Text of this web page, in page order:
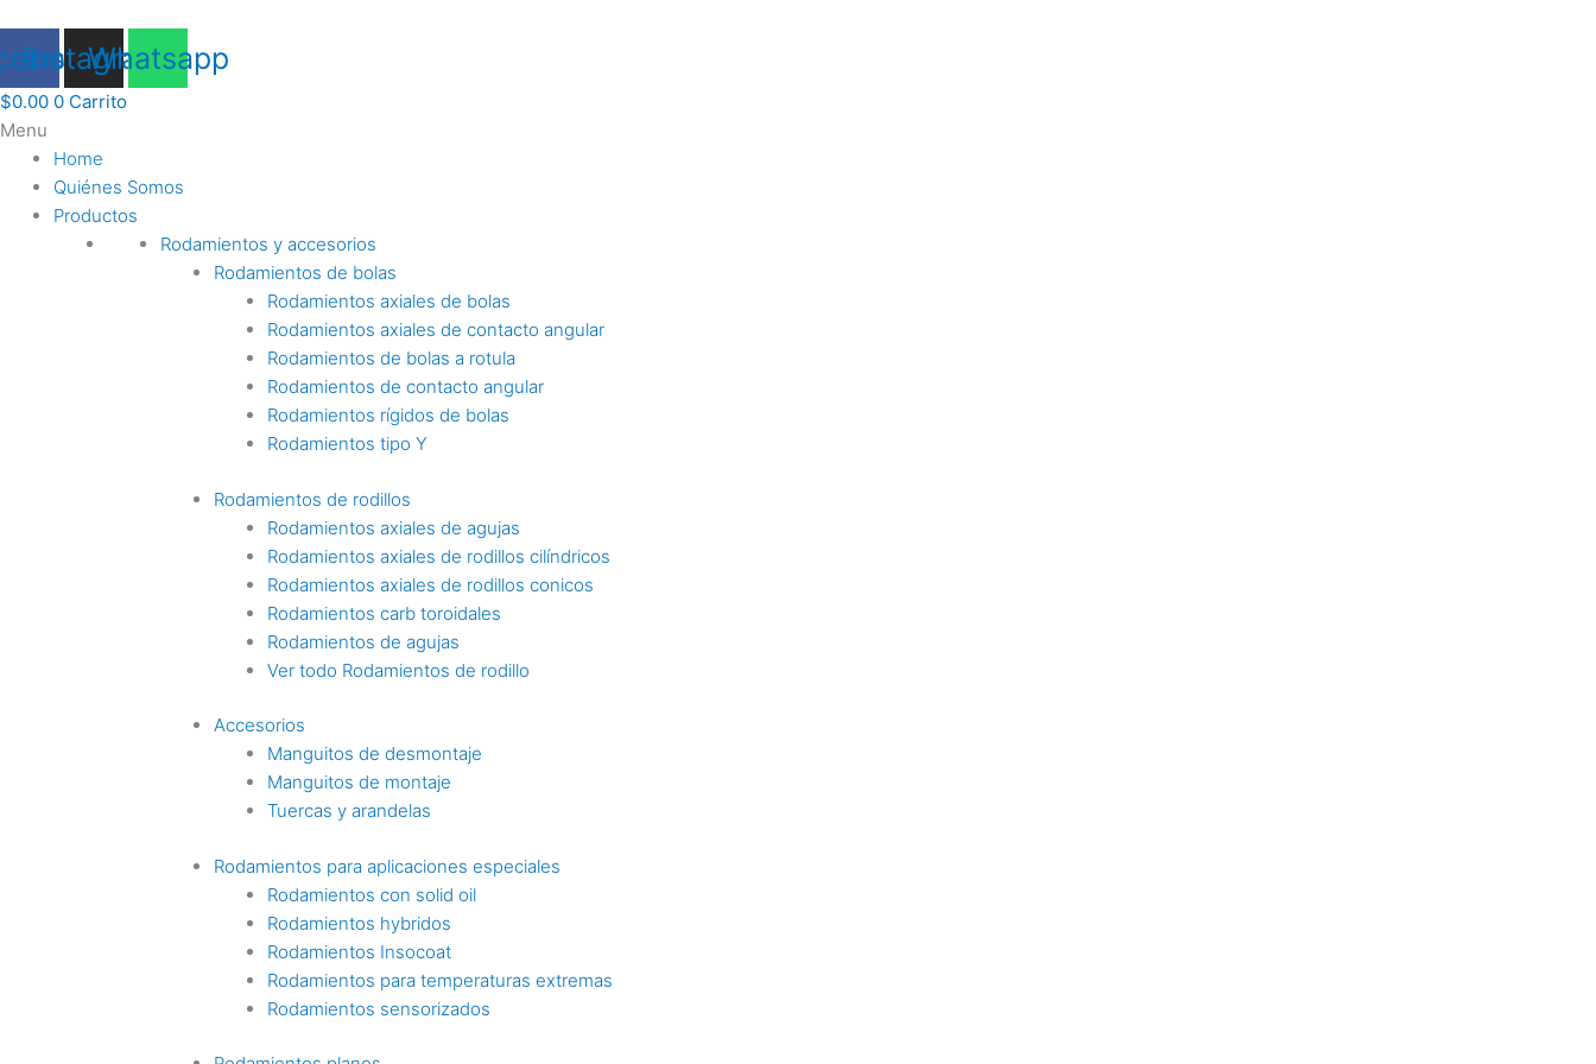
contenido
Instagram
Whatsapp
$0.00 0 Carrito
Menu
Home
Quiénes Somos
Productos
Rodamientos y accesorios
Rodamientos de bolas
Rodamientos axiales de bolas
Rodamientos axiales de contacto angular
Rodamientos de bolas a rotula
Rodamientos de contacto angular
Rodamientos rígidos de bolas
Rodamientos tipo Y
Rodamientos de rodillos
Rodamientos axiales de agujas
Rodamientos axiales de rodillos cilíndricos
Rodamientos axiales de rodillos conicos
Rodamientos carb toroidales
Rodamientos de agujas
Ver todo Rodamientos de rodillo
Accesorios
Manguitos de desmontaje
Manguitos de montaje
Tuercas y arandelas
Rodamientos para aplicaciones especiales
Rodamientos con solid oil
Rodamientos hybridos
Rodamientos Insocoat
Rodamientos para temperaturas extremas
Rodamientos sensorizados